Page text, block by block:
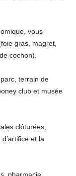
vous
gras, magret,
cochon).
terrain de
club et musée
clôturées,
et la